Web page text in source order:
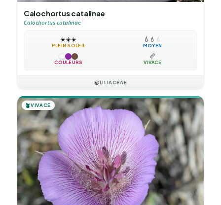
Calochortus catalinae
Calochortus catalinae
☀️☀️☀️
PLEIN SOLEIL
💧 💧 💧
MOYEN
COULEURS
📏
VIVACE
🍃LILIACEAE
🪴VIVACE